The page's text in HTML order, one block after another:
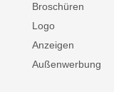
Broschüren
Logo
Anzeigen
Außenwerbung